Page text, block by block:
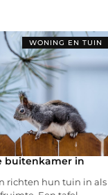
WONING EN TUIN
buitenkamer in
richten hun tuin in als